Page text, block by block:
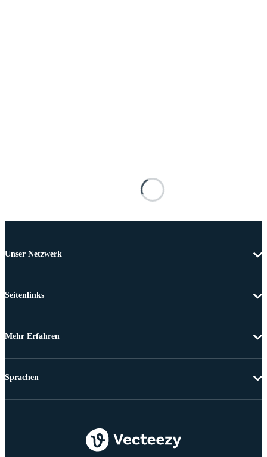
Unser Netzwerk
Seitenlinks
Mehr Erfahren
Sprachen